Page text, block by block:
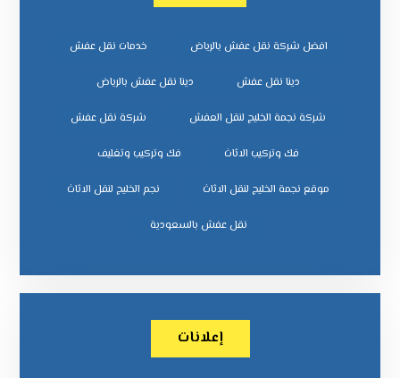
افضل شركة نقل عفش بالرياض خدمات نقل عفش
دينا نقل عفش دينا نقل عفش بالرياض
شركة نجمة الخليج لنقل العفش شركة نقل عفش
فك وتركيب الاثاث فك وتركيب وتغليف
موقع نجمة الخليج لنقل الاثاث نجم الخليج لنقل الاثاث
نقل عفش بالسعودية
إعلانات